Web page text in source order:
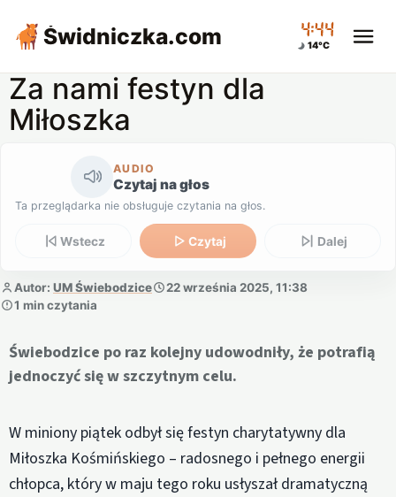
Świdniczka.com 04:45
14°C
Za nami festyn dla
Miłoszka
AUDIO
Czytaj na głos
Ta przeglądarka nie obsługuje czytania na głos.
Wstecz Czytaj Dalej
Autor: UM Świebodzice
22 września 2025, 11:38
1 min czytania
Świebodzice po raz kolejny udowodniły, że potrafią
jednoczyć się w szczytnym celu.
W miniony piątek odbył się festyn charytatywny dla
Miłoszka Kośmińskiego – radosnego i pełnego energii
chłopca, który w maju tego roku usłyszał dramatyczną